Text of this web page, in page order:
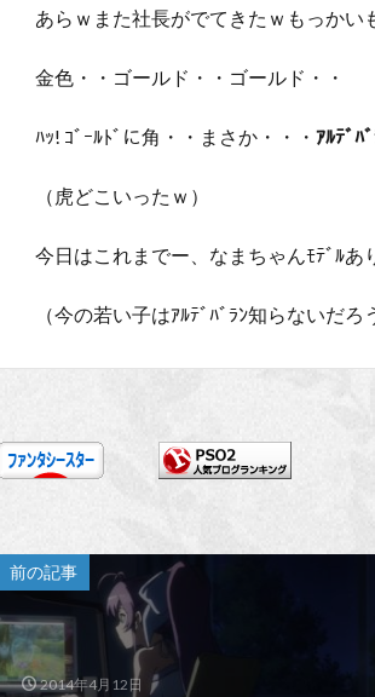
あらｗまた社長がでてきたｗもっかい
金色・・ゴールド・・ゴールド・・
ﾊｯ! ｺﾞｰﾙﾄﾞに角・・まさか・・・ ｱﾙﾃﾞﾊ
（虎どこいったｗ）
今日はこれまでー、なまちゃんﾓﾃﾞﾙあ
（今の若い子はｱﾙﾃﾞﾊﾞﾗﾝ知らないだろ
前の記事
2014年4月12日